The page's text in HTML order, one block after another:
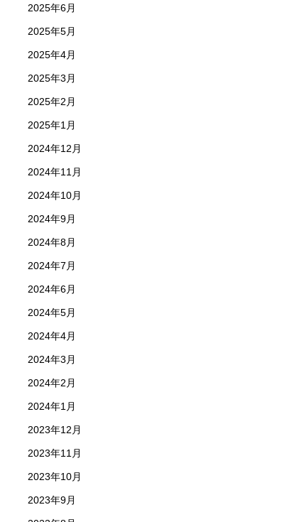
2025年6月
2025年5月
2025年4月
2025年3月
2025年2月
2025年1月
2024年12月
2024年11月
2024年10月
2024年9月
2024年8月
2024年7月
2024年6月
2024年5月
2024年4月
2024年3月
2024年2月
2024年1月
2023年12月
2023年11月
2023年10月
2023年9月